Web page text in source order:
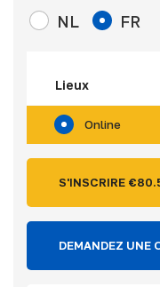
NL FR
Lieux
Online
S'INSCRIRE €
DEMANDEZ UNE